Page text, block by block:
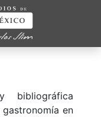
bibliográfica
en